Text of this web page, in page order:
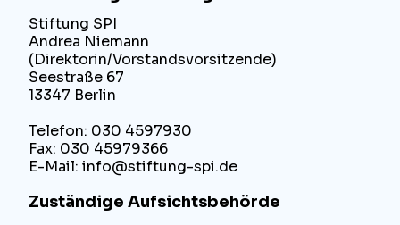
Stiftung SPI
Andrea Niemann
(Direktorin/Vorstandsvorsitzende)
Seestraße 67
13347 Berlin
Telefon: 030 4597930
Fax: 030 45979366
E-Mail: info@stiftung-spi.de
Zuständige Aufsichtsbehörde